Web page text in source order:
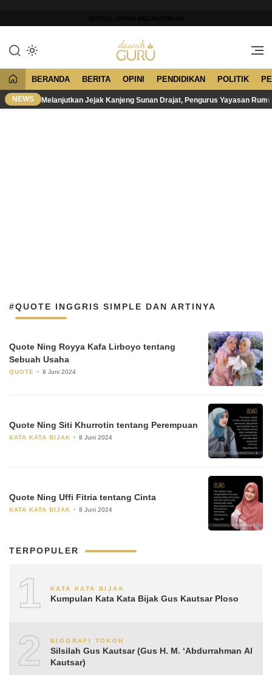
konten
Dawuh Guru
Merawat Tradisi, Membangun
BERANDA BERITA OPINI PENDIDIKAN POLITIK
NEWS Melanjutkan Jejak Kanjeng Sunan Drajat, Pengurus Yayasan
#QUOTE INGGRIS SIMPLE DAN ARTINYA
Quote Ning Royya Kafa Lirboyo tentang
Sebuah Usaha
QUOTE 8 Juni 2024
Quote Ning Siti Khurrotin tentang Perempuan
KATA KATA BIJAK 8 Juni 2024
Quote Ning Uffi Fitria tentang Cinta
KATA KATA BIJAK 8 Juni 2024
TERPOPULER
1 KATA KATA BIJAK
Kumpulan Kata Kata Bijak Gus Kautsar Ploso
2 BIOGRAFI TOKOH
Silsilah Gus Kautsar (Gus H. M. ‘Abdurrahman Al
Kautsar)